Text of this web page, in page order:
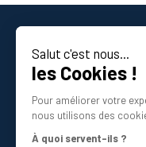
Salut c'est nous...
les Cookies !
Pour améliorer votre
nous utilisons des
À quoi servent-ils ?